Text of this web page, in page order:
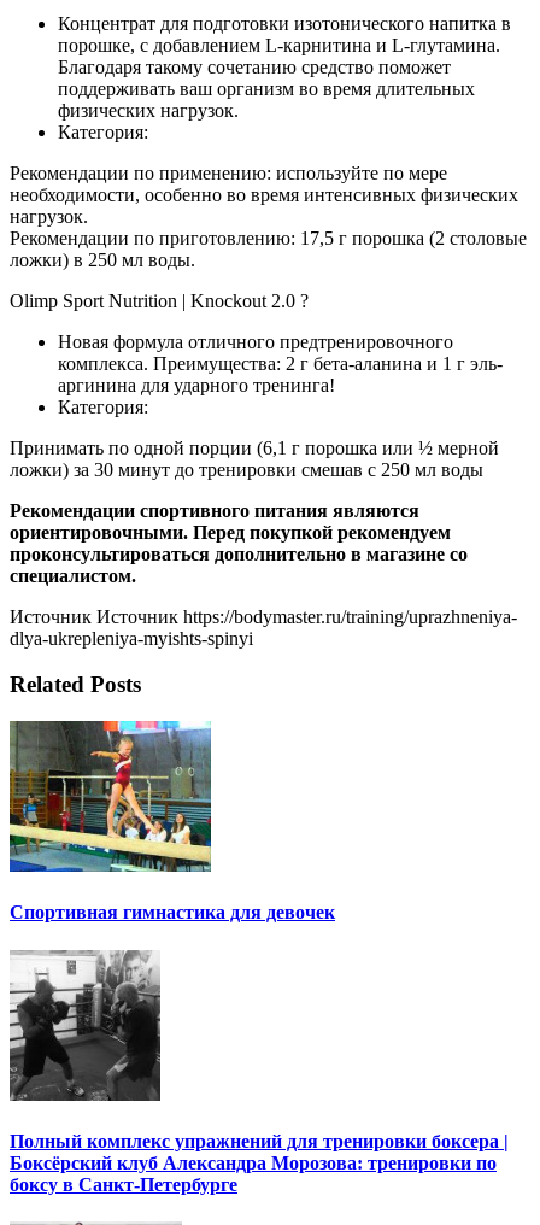
Концентрат для подготовки изотонического напитка в
порошке, с добавлением L-карнитина и L-глутамина.
Благодаря такому сочетанию средство поможет
поддерживать ваш организм во время длительных
физических нагрузок.
Категория:
Рекомендации по применению: используйте по мере
необходимости, особенно во время интенсивных физических
нагрузок.
Рекомендации по приготовлению: 17,5 г порошка (2 столовые
ложки) в 250 мл воды.
Olimp Sport Nutrition | Knockout 2.0 ?
Новая формула отличного предтренировочного
комплекса. Преимущества: 2 г бета-аланина и 1 г эль-
аргинина для ударного тренинга!
Категория:
Принимать по одной порции (6,1 г порошка или ½ мерной
ложки) за 30 минут до тренировки смешав с 250 мл воды
Рекомендации спортивного питания являются
ориентировочными. Перед покупкой рекомендуем
проконсультироваться дополнительно в магазине со
специалистом.
Источник Источник https://bodymaster.ru/training/uprazhneniya-
dlya-ukrepleniya-myishts-spinyi
Related Posts
Спортивная гимнастика для девочек
Полный комплекс упражнений для тренировки боксера |
Боксёрский клуб Александра Морозова: тренировки по
боксу в Санкт-Петербурге